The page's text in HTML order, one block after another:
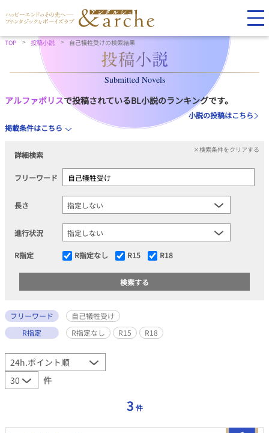
TOP 投稿小説 自己犠牲受けの検索結果
Submitted Novels
アルファポリスで投稿されているBL小説のランキングです。
小説の投稿はこちら
掲載条件はこちら
詳細検索
×検索条件をクリアする
フリーワード
長さ
進行状況
R指定 R指定なし R15 R18
フリーワード
自己犠牲受け
R指定
R指定なし R15 R18
件
3 件